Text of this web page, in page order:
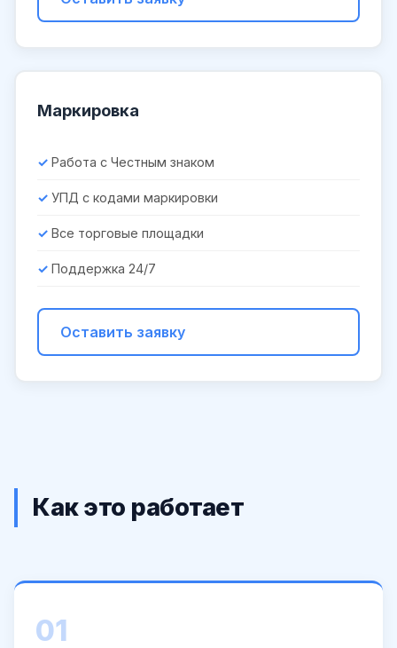
Маркировка
Работа с Честным знаком
УПД с кодами маркировки
Все торговые площадки
Поддержка 24/7
Оставить заявку
Как это работает
01